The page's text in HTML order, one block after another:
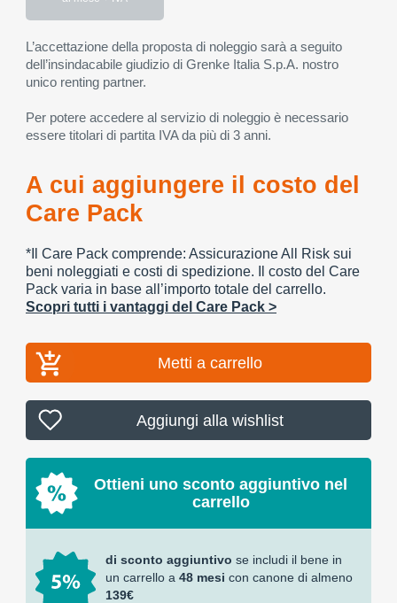
L’accettazione della proposta di noleggio sarà a seguito
dell’insindacabile giudizio di Grenke Italia S.p.A. nostro
unico renting partner.
Per potere accedere al servizio di noleggio è necessario
essere titolari di partita IVA da più di 3 anni.
A cui aggiungere il costo del
Care Pack
*Il Care Pack comprende: Assicurazione All Risk sui
beni noleggiati e costi di spedizione. Il costo del Care
Pack varia in base all’importo totale del carrello.
Scopri tutti i vantaggi del Care Pack >
Metti a carrello
Aggiungi alla wishlist
Ottieni uno sconto aggiuntivo nel
carrello
di sconto aggiuntivo se includi il bene in
un carrello a 48 mesi con canone di almeno
139€